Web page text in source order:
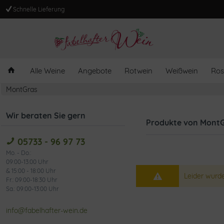
Schnelle Lieferung
Alle Weine Angebote Rotwein Weißwein
MontGras
Wir beraten Sie gern
05733 - 96 97 73
Mo. - Do.:
09:00-13:00 Uhr
& 15:00 - 18:00 Uhr
Fr.: 09:00-18:30 Uhr
Sa.: 09:00-13:00 Uhr
info@fabelhafter-wein.de
Produkte von
Leider